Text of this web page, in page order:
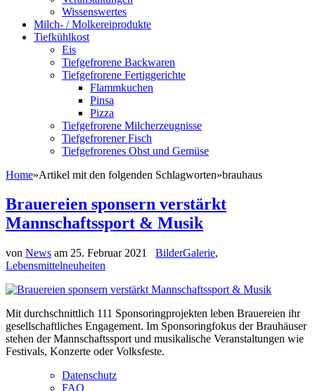
Wissenswertes
Milch- / Molkereiprodukte
Tiefkühlkost
Eis
Tiefgefrorene Backwaren
Tiefgefrorene Fertiggerichte
Flammkuchen
Pinsa
Pizza
Tiefgefrorene Milcherzeugnisse
Tiefgefrorener Fisch
Tiefgefrorenes Obst und Gemüse
Home»Artikel mit den folgenden Schlagworten»brauhaus
Brauereien sponsern verstärkt
Mannschaftssport & Musik
von News am 25. Februar 2021 BilderGalerie,
Lebensmittelneuheiten
Mit durchschnittlich 111 Sponsoringprojekten leben Brauereien ihr
gesellschaftliches Engagement. Im Sponsoringfokus der Brauhäuser
stehen der Mannschaftssport und musikalische Veranstaltungen wie
Festivals, Konzerte oder Volksfeste.
Datenschutz
FAQ